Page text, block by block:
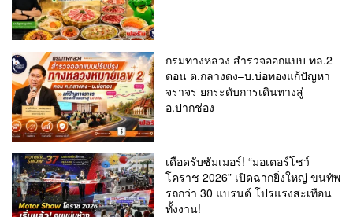
กรมทางหลวง สำรวจออกแบบ ทล.2
ตอน ต.กลางดง–บ.บ่อทองแก้ปัญหา
จราจร ยกระดับการเดินทางสู่
อ.ปากช่อง
เดือดรับซัมเมอร์! “มอเตอร์โชว์
โคราช 2026” เปิดฉากยิ่งใหญ่ ขนทัพ
รถกว่า 30 แบรนด์ โปรแรงสะเทือน
ทั้งงาน!